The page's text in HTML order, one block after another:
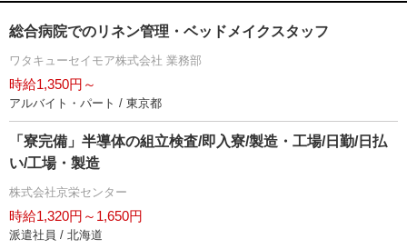
総合病院でのリネン管理・ベッドメイクスタッフ
ワタキューセイモア株式会社 業務部
時給1,350円～
アルバイト・パート / 東京都
「寮完備」半導体の組立検査/即入寮/製造・工場/日勤/日払
い/工場・製造
株式会社京栄センター
時給1,320円～1,650円
派遣社員 / 北海道